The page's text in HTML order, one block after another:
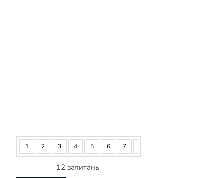
1 2 3 4 5 6 7
12 запитань